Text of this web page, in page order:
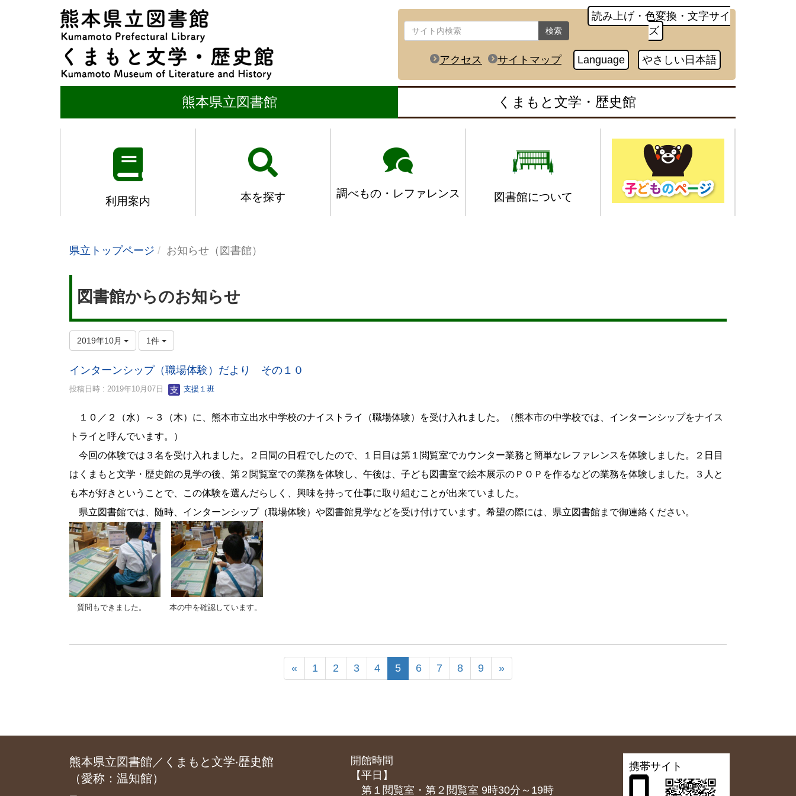
検索
読み上げ・色変換・文字サイ
ズ
アクセス サイトマップ Language やさしい日本語
熊本県立図書館 くまもと文学・歴史館
利用案内 本を探す 調べもの・レファレンス 図書館について
県立トップページ お知らせ（図書館）
図書館からのお知らせ
2019年10月 1件
インターンシップ（職場体験）だより その１０
投稿日時 : 2019年10月07日 支援１班
１０／２（水）～３（木）に、熊本市立出水中学校のナイストライ（職場体験）を受け入れました。（熊本市の中学校では、インターンシップをナイス
トライと呼んでいます。）
今回の体験では３名を受け入れました。２日間の日程でしたので、１日目は第１閲覧室でカウンター業務と簡単なレファレンスを体験しました。２日目
はくまもと文学・歴史館の見学の後、第２閲覧室での業務を体験し、午後は、子ども図書室で絵本展示のＰＯＰを作るなどの業務を体験しました。３人と
も本が好きということで、この体験を選んだらしく、興味を持って仕事に取り組むことが出来ていました。
県立図書館では、随時、インターンシップ（職場体験）や図書館見学などを受け付けています。希望の際には、県立図書館まで御連絡ください。
質問もできました。 本の中を確認しています。
« 1 2 3 4 5 6 7 8 9 »
熊本県立図書館／くまもと文学‧歴史館
（愛称：温知館）
開館時間
【平日】
第１閲覧室・第２閲覧室 9時30分～19時
携帯サイト